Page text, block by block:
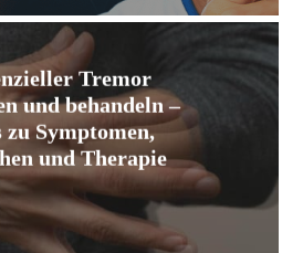
Tremor
und behandeln –
zu Symptomen,
und Therapie